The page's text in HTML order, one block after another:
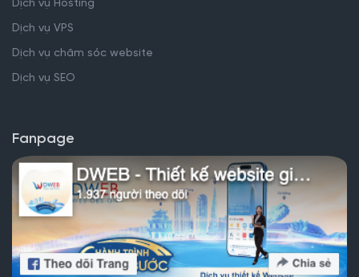
Dịch vụ Hosting
Dịch vụ VPS
Dịch vụ chăm sóc website
Dịch vụ SEO
Fanpage